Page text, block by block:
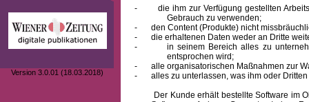
Version 3.0.01 (18.03.2018)
-
die ihm zur Verfügung gestellten
Gebrauch zu verwenden;
-
den Content (Produkte) nicht
-
die erhaltenen Daten weder an Dritte
-
in seinem Bereich alles zu
entsprochen wird;
-
alle organisatorischen Maßnahmen zur
-
alles zu unterlassen, was ihm oder
Der Kunde erhält bestellte Software im